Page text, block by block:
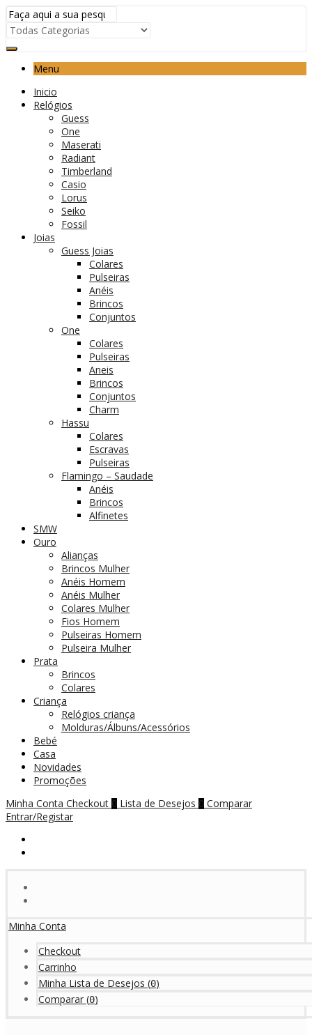
Menu
Inicio
Relógios
Guess
One
Maserati
Radiant
Timberland
Casio
Lorus
Seiko
Fossil
Joias
Guess Joias
Colares
Pulseiras
Anéis
Brincos
Conjuntos
One
Colares
Pulseiras
Aneis
Brincos
Conjuntos
Charm
Hassu
Colares
Escravas
Pulseiras
Flamingo – Saudade
Anéis
Brincos
Alfinetes
SMW
Ouro
Alianças
Brincos Mulher
Anéis Homem
Anéis Mulher
Colares Mulher
Fios Homem
Pulseiras Homem
Pulseira Mulher
Prata
Brincos
Colares
Criança
Relógios criança
Molduras/Álbuns/Acessórios
Bebé
Casa
Novidades
Promoções
Minha Conta Checkout 0 Lista de Desejos 0 Comparar
Entrar/Registar
Minha Conta
Checkout
Carrinho
Minha Lista de Desejos (0)
Comparar (0)